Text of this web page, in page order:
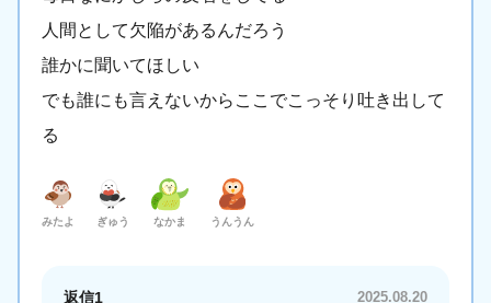
人間として欠陥があるんだろう
誰かに聞いてほしい
でも誰にも言えないからここでこっそり吐き出して
る
みたよ ぎゅう なかま うんうん
返信1 2025.08.20